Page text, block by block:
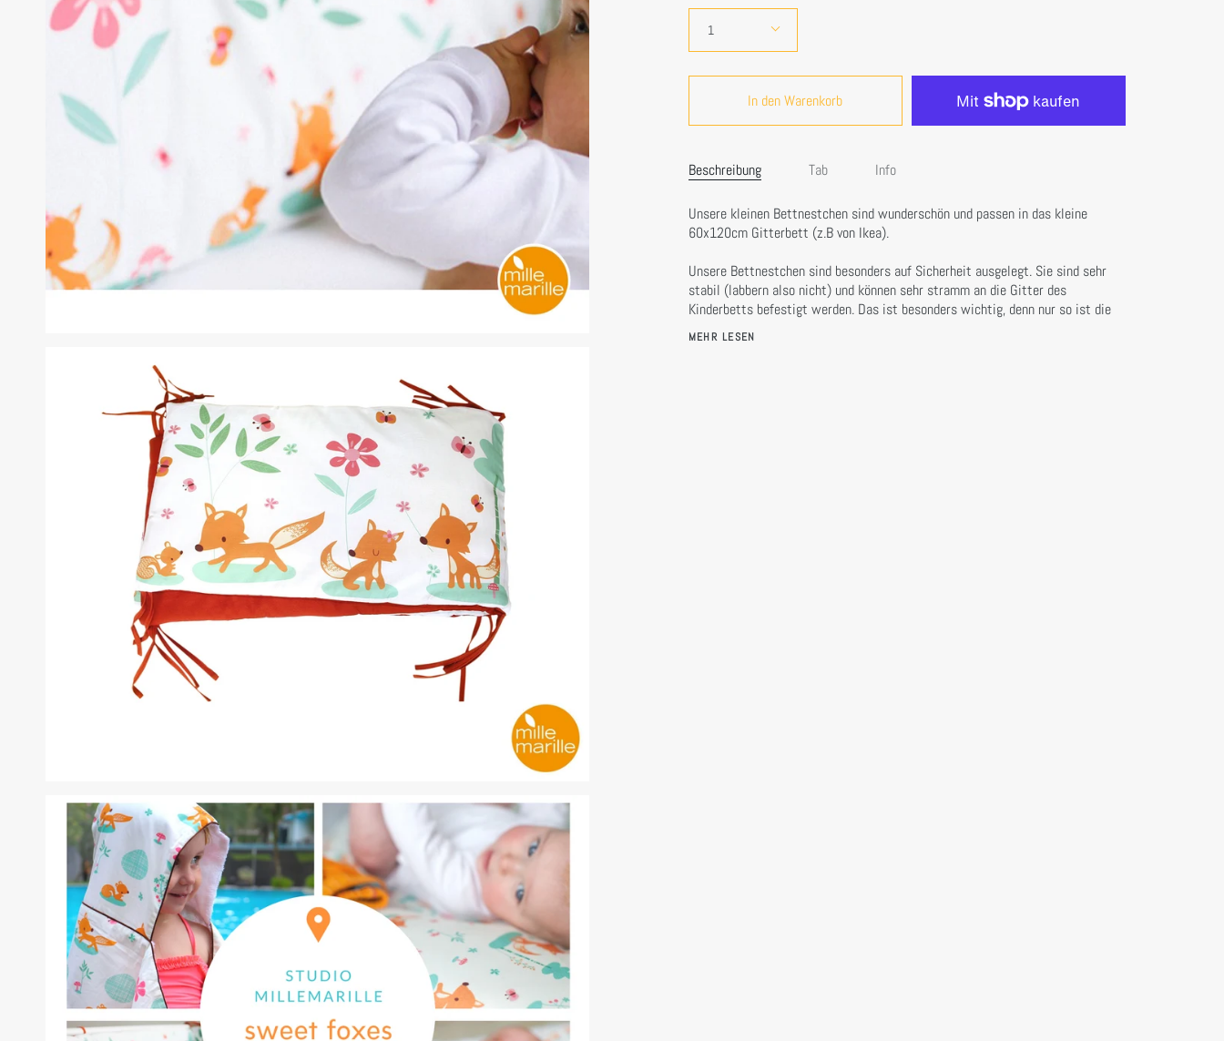
Preis
1
In den Warenkorb
Beschreibung Tab Info
Unsere kleinen Bettnestchen sind wunderschön und passen in das kleine
60x120cm Gitterbett (z.B von Ikea).
Unsere Bettnestchen sind besonders auf Sicherheit ausgelegt. Sie sind sehr
stabil (labbern also nicht) und können sehr stramm an die Gitter des
Kinderbetts befestigt werden. Das ist besonders wichtig, denn nur so ist die
MEHR LESEN